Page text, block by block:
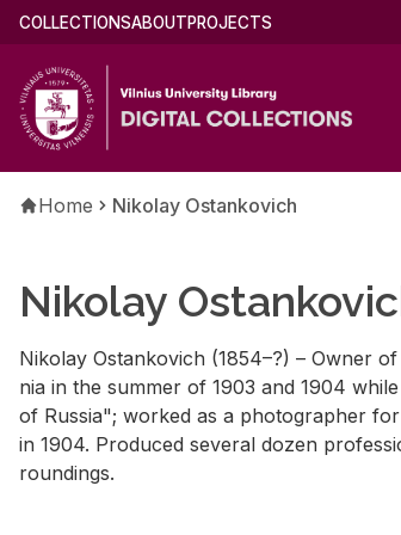
Skip
main
content
Main
(english)
COLLECTIONSABOUTPROJECTS
Breadcrumb
Home Nikolay Ostankovich
Nikolay
Niko­lay Os­tankovich (1854–?) – Owner
nia in the sum­mer of 1903 and 1904
of Rus­sia"; worked as a pho­tog­ra­pher
in 1904. Pro­duced sev­eral dozen
round­ings.